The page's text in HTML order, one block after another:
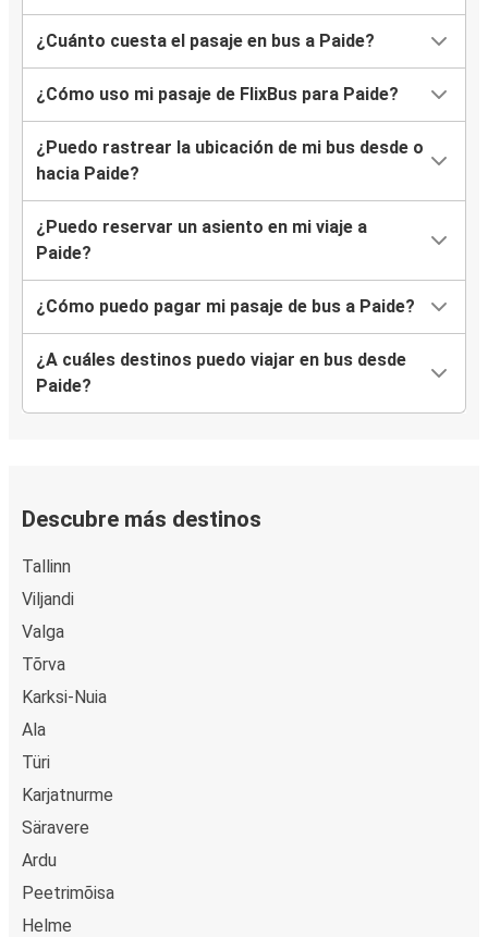
¿Cuánto cuesta el pasaje en bus a Paide?
¿Cómo uso mi pasaje de FlixBus para Paide?
¿Puedo rastrear la ubicación de mi bus desde o
hacia Paide?
¿Puedo reservar un asiento en mi viaje a
Paide?
¿Cómo puedo pagar mi pasaje de bus a Paide?
¿A cuáles destinos puedo viajar en bus desde
Paide?
Descubre más destinos
Tallinn
Viljandi
Valga
Tõrva
Karksi-Nuia
Ala
Türi
Karjatnurme
Säravere
Ardu
Peetrimõisa
Helme